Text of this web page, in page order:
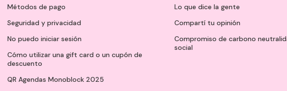
Métodos de pago
Seguridad y privacidad
No puedo iniciar sesión
Cómo utilizar una gift card o un cupón de
descuento
QR Agendas Monoblock 2025
Lo que dice la gente
Compartí tu opinión
Compromiso de carbono
social